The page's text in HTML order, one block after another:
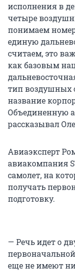
исполнения в
четыре
понимаем
единую
считаем, это
как базовым
тип воздушных
название
Объединенную
рассказывал
Авиаэксперт
авиакомпания
самолет, на
получать
подготовку.
— Речь идет о
еще не имеют